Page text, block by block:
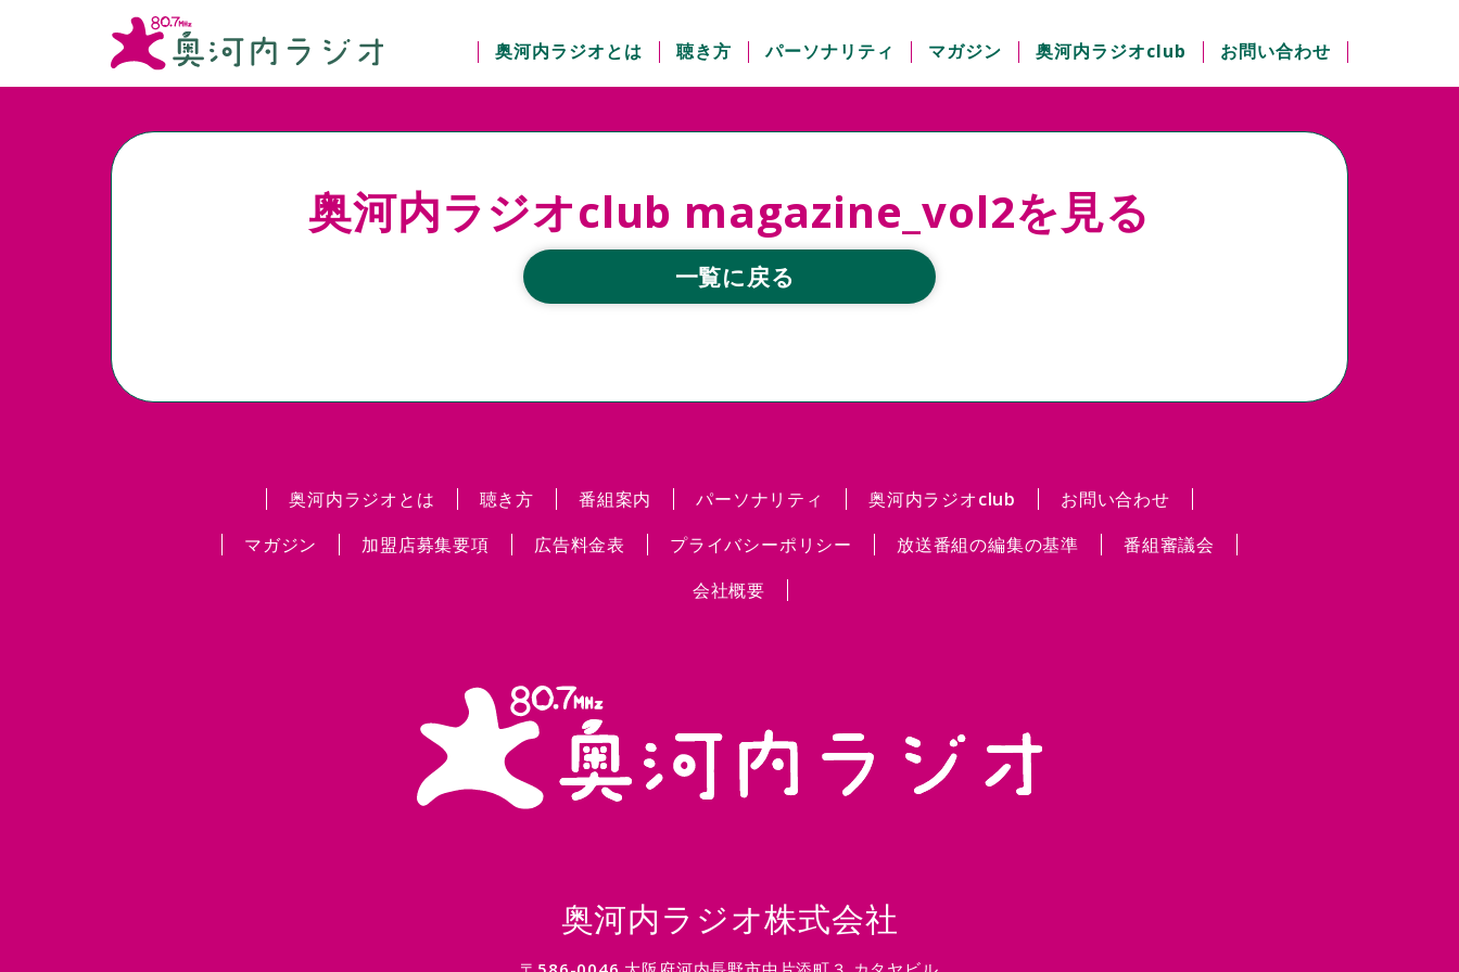
奥河内ラジオとは 聴き方 パーソナリティ マガジン 奥河内ラジオclub お問い合わせ
奥河内ラジオclub magazine_vol2を見る
一覧に戻る
奥河内ラジオとは 聴き方 番組案内 パーソナリティ 奥河内ラジオclub
お問い合わせ
マガジン
加盟店募集要項 広告料金表 プライバシーポリシー 放送番組の編集の基準
番組審議会
会社概要
奥河内ラジオ株式会社